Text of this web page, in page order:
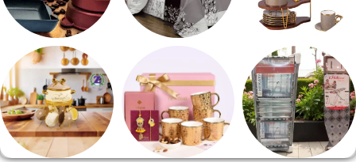
طقم قهوه وشاي مقلايه وطاجن